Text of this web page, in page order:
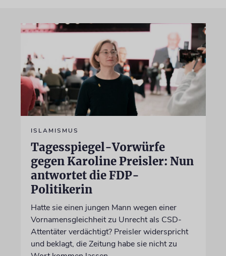
ISLAMISMUS
Tagesspiegel-Vorwürfe
gegen Karoline Preisler: Nun
antwortet die FDP-
Politikerin
Hatte sie einen jungen Mann wegen einer
Vornamensgleichheit zu Unrecht als CSD-
Attentäter verdächtigt? Preisler widerspricht
und beklagt, die Zeitung habe sie nicht zu